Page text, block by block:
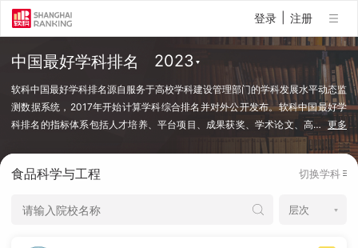
登录 注册
中国最好学科排名
…更多
软科中国最好学科排名源自服务于高校学科建设管理部门的学科发展水平动态监
测数据系统，2017年开始计算学科综合排名并对外公开发布。软科中国最好学
科排名的指标体系包括人才培养、平台项目、成果获奖、学术论文、高
端人才等指标类别，使用百余项学科建设管理中密切关注的指标变量，强调通过
好学科排名采用的学科口径是国务院学位委员会、教育部颁布的《研究生教育学
对象是在该学科设有研究生学位授权点的所有高校，发布的是在该学科排名前
食品科学与工程 切换学科